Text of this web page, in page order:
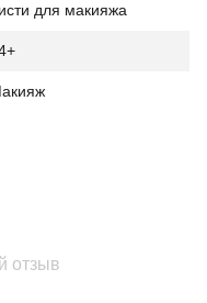
для макияжа
отзыв